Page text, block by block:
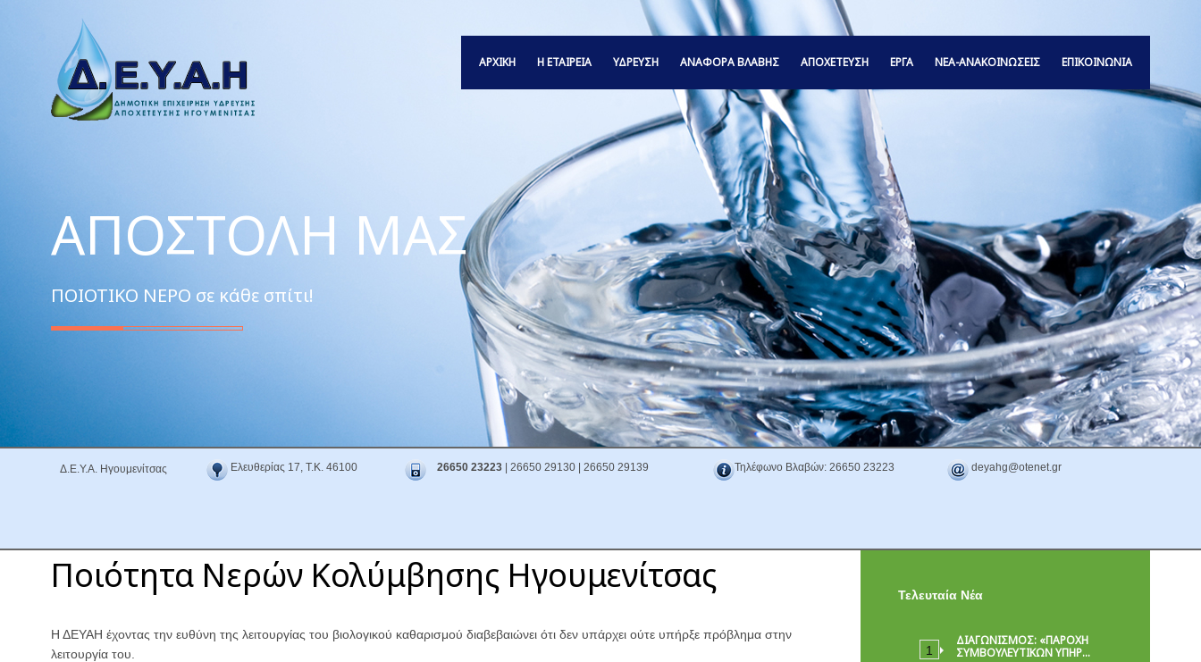
ΑΡΧΙΚΗ Η ΕΤΑΙΡΕΙΑ ΥΔΡΕΥΣΗ ΑΝΑΦΟΡΆ ΒΛΆΒΗΣ ΑΠΟΧΕΤΕΥΣΗ ΕΡΓΑ ΝΕΑ-ΑΝΑΚΟΙΝΩΣΕΙΣ ΕΠΙΚΟΙΝΩΝΙΑ
ΑΠΟΣΤΟΛΉ ΜΑΣ
ΠΟΙΟΤΙΚΟ ΝΕΡΟ σε κάθε σπίτι!
Δ.Ε.Υ.Α. Ηγουμενίτσας Ελευθερίας 17, Τ.Κ. 46100 26650 23223 | 26650 29130 | 26650 29139 Τηλέφωνο Βλαβών: 26650 23223 deyahg@otenet.gr
Ποιότητα Νερών Κολύμβησης Ηγουμενίτσας
Η ΔΕΥΑΗ έχοντας την ευθύνη της λειτουργίας του βιολογικού καθαρισμού διαβεβαιώνει ότι δεν υπάρχει ούτε υπήρξε πρόβλημα στην
λειτουργία του.
Τελευταία Νέα
ΔΙΑΓΩΝΙΣΜΟΣ: «ΠΑΡΟΧΉ
ΣΥΜΒΟΥΛΕΥΤΙΚΏΝ ΥΠΗΡ…